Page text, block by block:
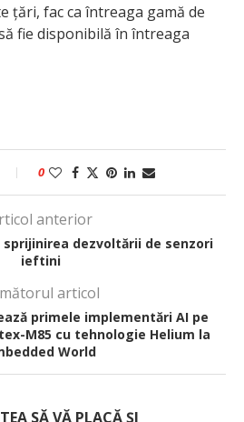
țări, fac ca întreaga gamă de
fie disponibilă în întreaga
0
anterior
dezvoltării de senzori
ieftini
articol
primele implementări AI pe
M85 cu tehnologie Helium la
World
SĂ VĂ PLACĂ ȘI